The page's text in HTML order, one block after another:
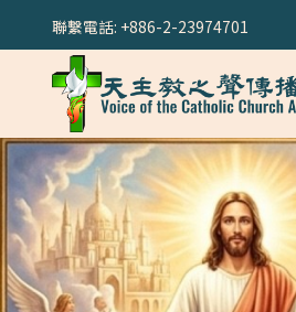
聯繫電話: +886-2-23974701